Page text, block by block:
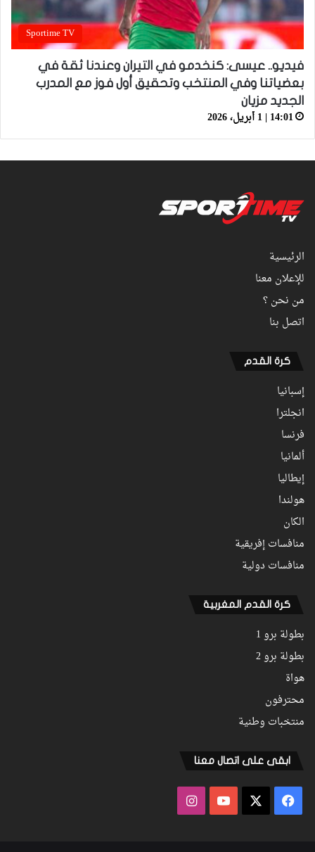
Sportime TV
فيديو.. عيسى: كنخدمو في التيران وعندنا ثقة في
بعضياتنا وفي المنتخب وتحقيق أول فوز مع المدرب
الجديد مزيان
14:01 | 1 أبريل، 2026
الرئيسية
للإعلان معنا
من نحن ؟
اتصل بنا
كرة القدم
إسبانيا
انجلترا
فرنسا
ألمانيا
إيطاليا
هولندا
الكان
منافسات إفريقية
منافسات دولية
كرة القدم المغربية
بطولة برو 1
بطولة برو 2
هواة
محترفون
منتخبات وطنية
ابقى على اتصال معنا
فيسبوك ‫YouTubeانستقرام